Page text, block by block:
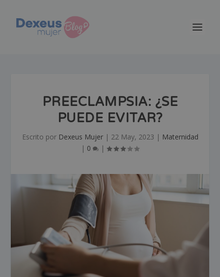
PREECLAMPSIA: ¿SE
PUEDE EVITAR?
Escrito por Dexeus Mujer| 22 May, 2023 | Maternidad
| 0 |